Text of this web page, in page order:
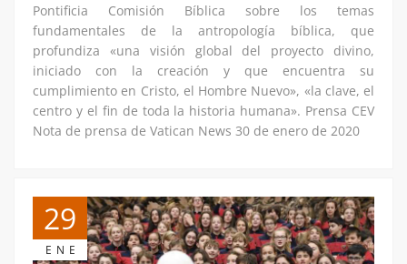
Pontificia Comisión Bíblica sobre los temas
fundamentales de la antropología bíblica, que
profundiza «una visión global del proyecto divino,
iniciado con la creación y que encuentra su
cumplimiento en Cristo, el Hombre Nuevo», «la clave, el
centro y el fin de toda la historia humana». Prensa CEV
Nota de prensa de Vatican News 30 de enero de 2020
29
ENE